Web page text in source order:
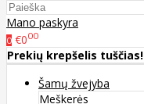
Mano paskyra
0 €000
Prekių krepšelis tuščias!
Šamų žvejyba
Meškerės